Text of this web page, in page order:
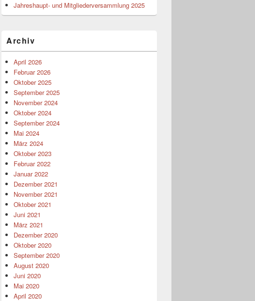
Jahreshaupt- und Mitgliederversammlung 2025
Archiv
April 2026
Februar 2026
Oktober 2025
September 2025
November 2024
Oktober 2024
September 2024
Mai 2024
März 2024
Oktober 2023
Februar 2022
Januar 2022
Dezember 2021
November 2021
Oktober 2021
Juni 2021
März 2021
Dezember 2020
Oktober 2020
September 2020
August 2020
Juni 2020
Mai 2020
April 2020